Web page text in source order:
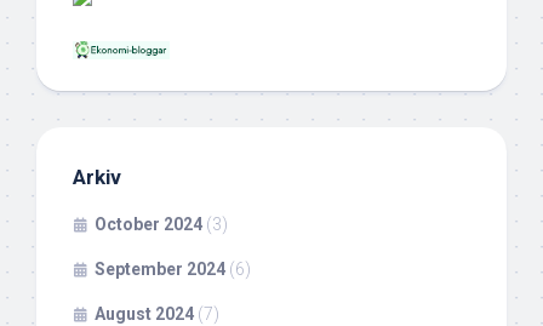
Arkiv
October 2024 (3)
September 2024 (6)
August 2024 (7)